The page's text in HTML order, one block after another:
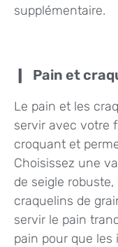
supplémentaire.
Pain et
Le pain et les
servir avec votre
croquant et
Choisissez une
de seigle
craquelins de
servir le pain
pain pour que les